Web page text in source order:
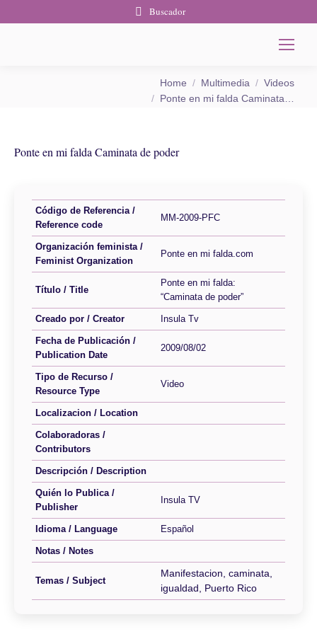
Buscador
Home Multimedia
Videos
Ponte en mi falda Caminata…
Ponte en mi falda Caminata de poder
Código de Referencia /
Reference code
MM-2009-PFC
Organización feminista /
Feminist Organization
Ponte en mi falda.com
Título / Title
Ponte en mi falda:
“Caminata de poder”
Creado por / Creator Insula Tv
Fecha de Publicación /
Publication Date
2009/08/02
Tipo de Recurso /
Resource Type
Video
Localizacion / Location
Colaboradoras /
Contributors
Descripción / Description
Quién lo Publica /
Publisher
Insula TV
Idioma / Language Español
Notas / Notes
Temas / Subject
Manifestacion, caminata,
igualdad, Puerto Rico